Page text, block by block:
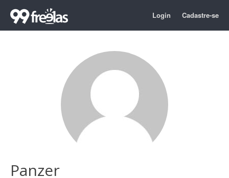
Login Cadastre-se
Panzer